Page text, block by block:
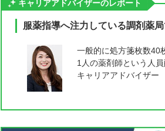
キャリアアドバイザーのレポート
服薬指導へ注力している調剤薬
一般的に処方箋枚数40
1人の薬剤師という人
キャリアアドバイザー